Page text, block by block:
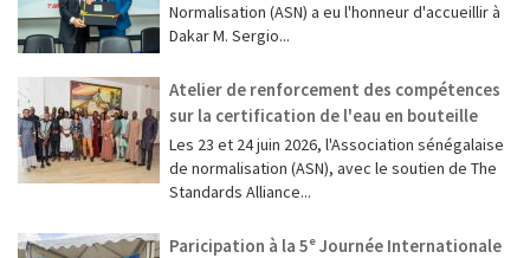
Normalisation (ASN) a eu l'honneur d'accueillir à
Dakar M. Sergio...
Atelier de renforcement des compétences
sur la certification de l'eau en bouteille
Les 23 et 24 juin 2026, l'Association sénégalaise
de normalisation (ASN), avec le soutien de The
Standards Alliance...
Paricipation à la 5ᵉ Journée Internationale